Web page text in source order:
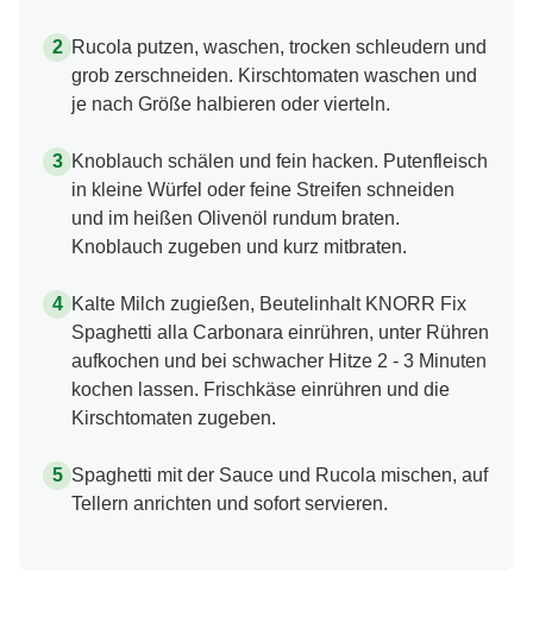
Rucola putzen, waschen, trocken schleudern und
grob zerschneiden. Kirschtomaten waschen und
je nach Größe halbieren oder vierteln.
Knoblauch schälen und fein hacken. Putenfleisch
in kleine Würfel oder feine Streifen schneiden
und im heißen Olivenöl rundum braten.
Knoblauch zugeben und kurz mitbraten.
Kalte Milch zugießen, Beutelinhalt KNORR Fix
Spaghetti alla Carbonara einrühren, unter Rühren
aufkochen und bei schwacher Hitze 2 - 3 Minuten
kochen lassen. Frischkäse einrühren und die
Kirschtomaten zugeben.
Spaghetti mit der Sauce und Rucola mischen, auf
Tellern anrichten und sofort servieren.